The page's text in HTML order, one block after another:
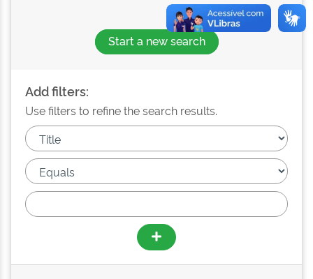
Start a new search
Add filters:
Use filters to refine the search results.